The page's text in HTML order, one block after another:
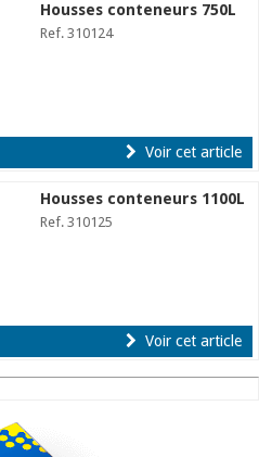
Housses conteneurs 750L
Ref. 310124
Voir cet article
Housses conteneurs 1100L
Ref. 310125
Voir cet article